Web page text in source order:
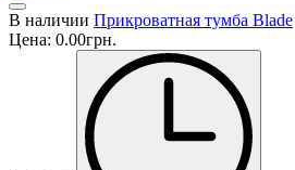
В наличии Прикроватная тумба Blade
Цена: 0.00грн.